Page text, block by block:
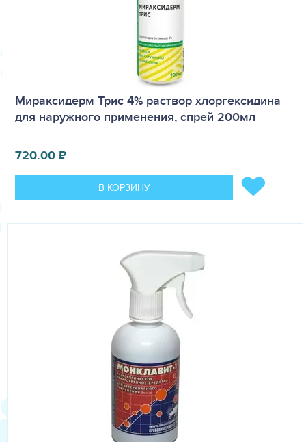
Мираксидерм Трис 4% раствор хлоргексидина
для наружного применения, спрей 200мл
720.00₽
В КОРЗИНУ